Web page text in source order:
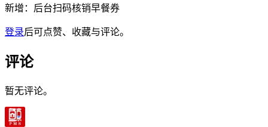
新增：后台扫码核销早餐券
登录后可点赞、收藏与评论。
评论
暂无评论。